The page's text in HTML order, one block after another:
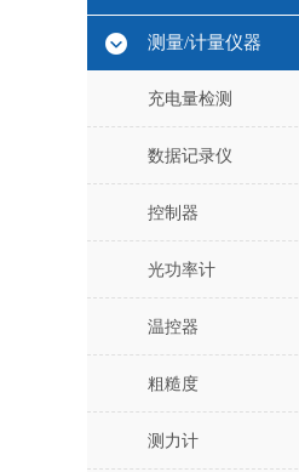
测量/计量仪器
充电量检测
数据记录仪
控制器
光功率计
温控器
粗糙度
测力计